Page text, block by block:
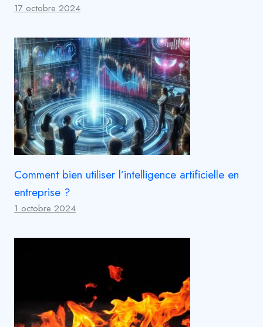
17 octobre 2024
Comment bien utiliser l’intelligence artificielle en
entreprise ?
1 octobre 2024